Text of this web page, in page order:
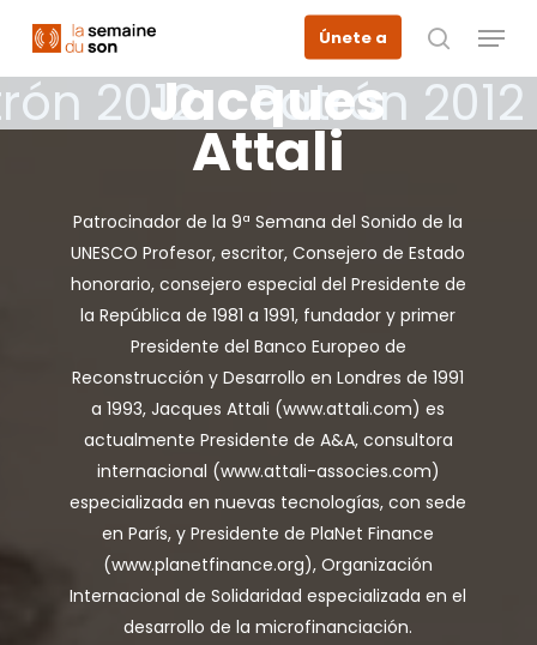
main
content
Únete a
busque en
Menu
2012 Patrón 2012
Jacques
Attali
Patrocinador de la 9ª Semana del Sonido de la
UNESCO Profesor, escritor, Consejero de Estado
honorario, consejero especial del Presidente de
la República de 1981 a 1991, fundador y primer
Presidente del Banco Europeo de
Reconstrucción y Desarrollo en Londres de 1991
a 1993, Jacques Attali (www.attali.com) es
actualmente Presidente de A&A, consultora
internacional (www.attali-associes.com)
especializada en nuevas tecnologías, con sede
en París, y Presidente de PlaNet Finance
(www.planetfinance.org), Organización
Internacional de Solidaridad especializada en el
desarrollo de la microfinanciación.